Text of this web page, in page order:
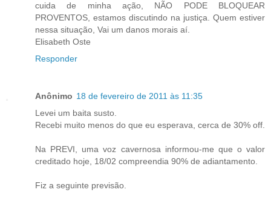
cuida de minha ação, NÃO PODE BLOQUEAR
PROVENTOS, estamos discutindo na justiça. Quem estiver
nessa situação, Vai um danos morais aí.
Elisabeth Oste
Responder
Anônimo 18 de fevereiro de 2011 às 11:35
Levei um baita susto.
Recebi muito menos do que eu esperava, cerca de 30% off.
Na PREVI, uma voz cavernosa informou-me que o valor
creditado hoje, 18/02 compreendia 90% de adiantamento.
Fiz a seguinte previsão.